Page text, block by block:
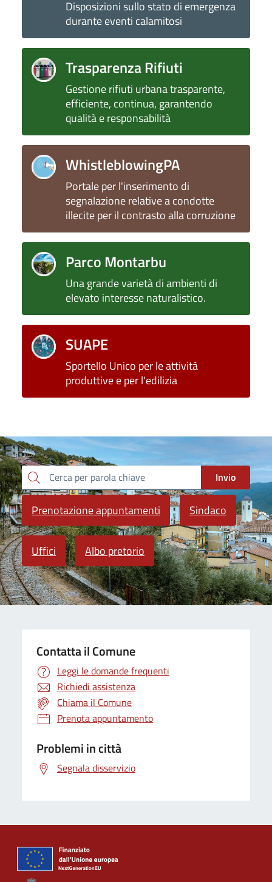
Disposizioni sullo stato di emergenza
durante eventi calamitosi
Trasparenza Rifiuti
Gestione rifiuti urbana trasparente,
efficiente, continua, garantendo
qualità e responsabilità
WhistleblowingPA
Portale per l'inserimento di
segnalazione relative a condotte
illecite per il contrasto alla corruzione
Parco Montarbu
Una grande varietà di ambienti di
elevato interesse naturalistico.
SUAPE
Sportello Unico per le attività
produttive e per l'edilizia
Cerca per parola chiave Invio
Prenotazione appuntamenti Sindaco
Uffici Albo pretorio
Contatta il Comune
Leggi le domande frequenti
Richiedi assistenza
Chiama il Comune
Prenota appuntamento
Problemi in città
Segnala disservizio